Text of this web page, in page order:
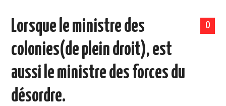
EDITOS
LES CONTRIBUTIONS
0
Lorsque le ministre des
colonies(de plein droit), est
aussi le ministre des forces du
désordre.